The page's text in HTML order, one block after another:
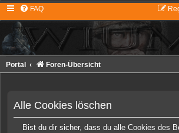
FAQ
Portal Foren-Übersicht
Alle Cookies löschen
Bist du dir sicher, dass du alle Cookies des